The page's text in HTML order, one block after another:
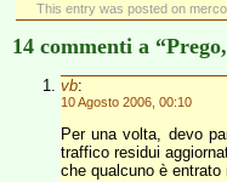
This entry was posted on
14 commenti a
vb:
10 Agosto 2006, 00:10
Per una volta, devo
traffico residui
che qualcuno è